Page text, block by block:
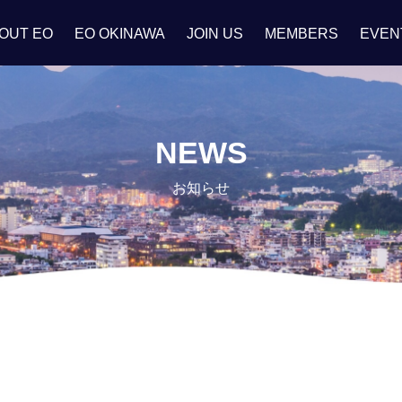
EO EO OKINAWA JOIN US MEMBERS
NEWS
お知らせ